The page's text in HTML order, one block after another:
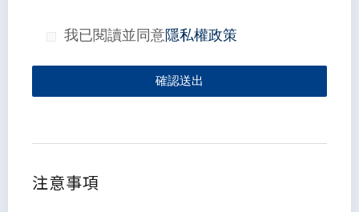
我已閱讀並同意隱私權政策
確認送出
注意事項